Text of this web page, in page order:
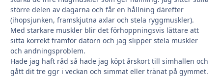
större delen av dagarna och får en hållning därefter
(ihopsjunken, framskjutna axlar och stela ryggmuskler).
Med starkare muskler blir det förhoppningsvis lättare att
sitta korrekt framför datorn och jag slipper stela muskler
och andningsproblem.
Hade jag haft råd så hade jag köpt årskort till simhallen och
gått dit tre ggr i veckan och simmat eller tränat på gymmet.